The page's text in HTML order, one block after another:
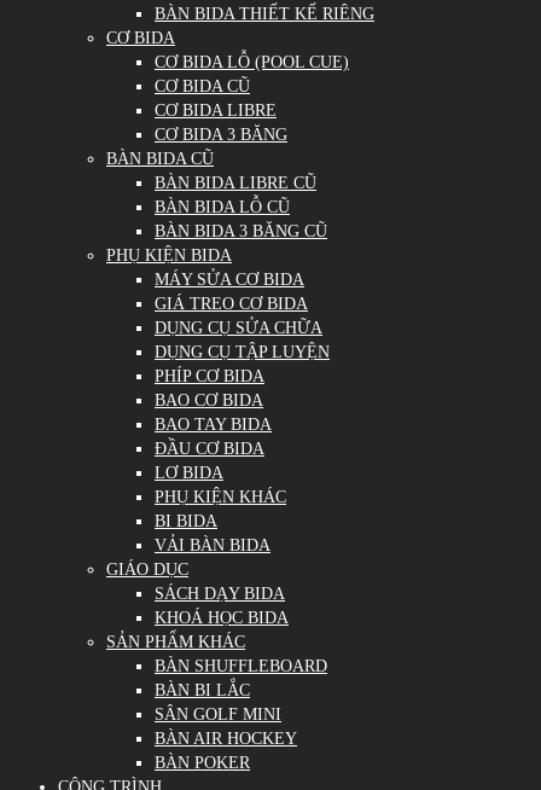
BÀN BIDA THIẾT KẾ RIÊNG
CƠ BIDA
CƠ BIDA LỖ (POOL CUE)
CƠ BIDA CŨ
CƠ BIDA LIBRE
CƠ BIDA 3 BĂNG
BÀN BIDA CŨ
BÀN BIDA LIBRE CŨ
BÀN BIDA LỖ CŨ
BÀN BIDA 3 BĂNG CŨ
PHỤ KIỆN BIDA
MÁY SỬA CƠ BIDA
GIÁ TREO CƠ BIDA
DỤNG CỤ SỬA CHỮA
DỤNG CỤ TẬP LUYỆN
PHÍP CƠ BIDA
BAO CƠ BIDA
BAO TAY BIDA
ĐẦU CƠ BIDA
LƠ BIDA
PHỤ KIỆN KHÁC
BI BIDA
VẢI BÀN BIDA
GIÁO DỤC
SÁCH DẠY BIDA
KHOÁ HỌC BIDA
SẢN PHẨM KHÁC
BÀN SHUFFLEBOARD
BÀN BI LẮC
SÂN GOLF MINI
BÀN AIR HOCKEY
BÀN POKER